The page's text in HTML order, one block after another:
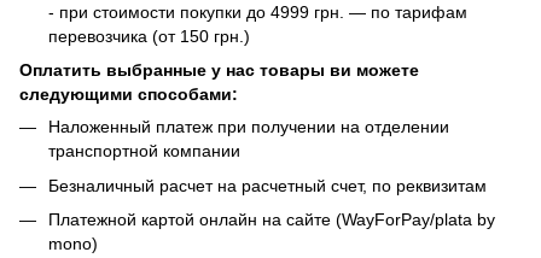
- при стоимости покупки до 4999 грн. — по тарифам
перевозчика (от 150 грн.)
Оплатить выбранные у нас товары ви можете
следующими способами:
Наложенный платеж при получении на отделении
транспортной компании
Безналичный расчет на расчетный счет, по реквизитам
Платежной картой онлайн на сайте (WayForPay/plata by
mono)